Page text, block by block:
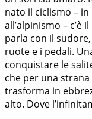
nato il ciclismo –
all’alpinismo –
parla con il
ruote e i pedali.
conquistare le
che per una
trasforma in
alto. Dove